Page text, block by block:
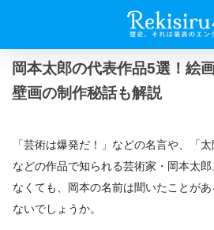
岡本太郎の代表作品5選！絵
壁画の制作秘話も解説
「芸術は爆発だ！」などの名言や、「
などの作品で知られる芸術家・岡本太
なくても、岡本の名前は聞いたことが
ないでしょうか。